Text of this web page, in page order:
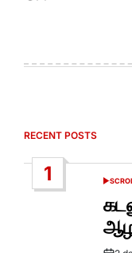
RECENT POSTS
1
POSTED